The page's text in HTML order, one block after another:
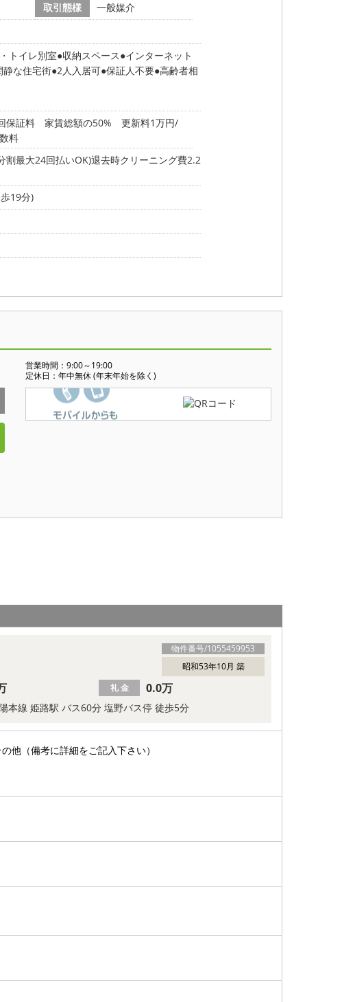
取引態様
一般媒介
トイレ別室 収納スペース インターネット
静な住宅街 2人入居可 保証人不要 高齢者相
保証料 家賃総額の50% 更新料1万円/
料
最大24回払いOK)退去時クリーニング費2.2
19分)
営業時間：9:00～19:00
定休日：年中無休 (年末年始を除く)
物件番号/1055459953
昭和53年10月 築
本線 姫路駅 バス60分 塩野バス停 徒歩5分
礼 金 0.0万
の他（備考に詳細をご記入下さい）